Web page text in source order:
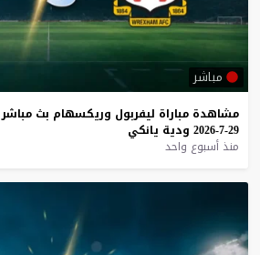
مباشر
مشاهدة مباراة ليفربول وريكسهام بث مباشر
29-7-2026
ودية يانكي
منذ أسبوع واحد